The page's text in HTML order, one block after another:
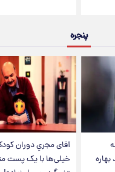
پنجره
آقای مجریِ دوران
خیلی‌ها با یک پست